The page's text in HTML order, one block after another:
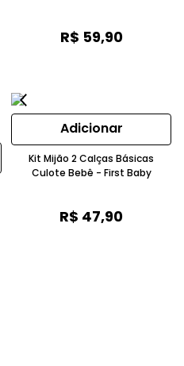
R$ 59,90
Adicionar
Kit Mijão 2 Calças Básicas
Culote Bebê - First Baby
R$ 47,90